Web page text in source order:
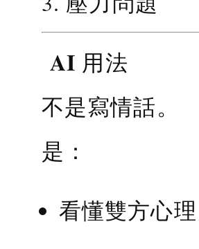
AI 用法
不是寫情話。
是：
看懂雙方心理